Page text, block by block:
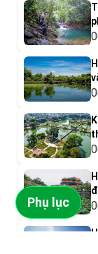
Phụ lục